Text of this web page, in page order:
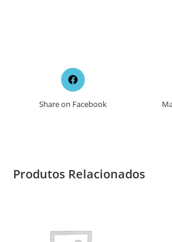
Opens
in
new
Share on Facebook
Produtos Relacionados